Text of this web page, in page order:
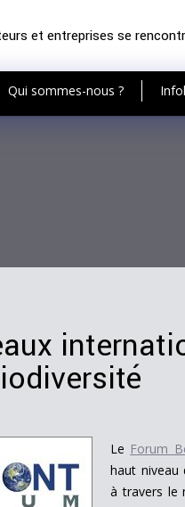
et entreprises se
Qui sommes-nous ?
Le Forum
haut niveau
à travers le